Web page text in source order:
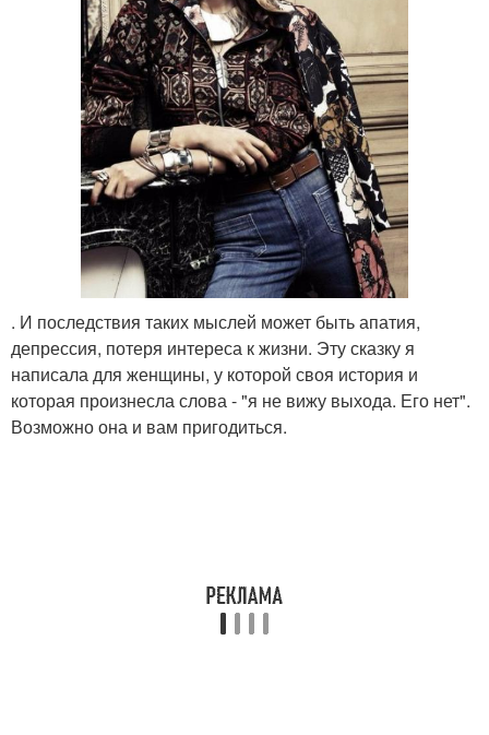
. И последствия таких мыслей может быть апатия,
депрессия, потеря интереса к жизни. Эту сказку я
написала для женщины, у которой своя история и
которая произнесла слова - "я не вижу выхода. Его нет".
Возможно она и вам пригодиться.